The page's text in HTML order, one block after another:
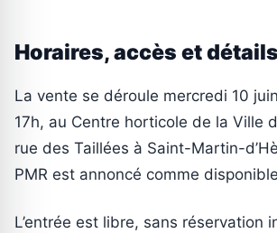
Horaires, accès et
La vente se déroule mercredi 10
17h, au Centre horticole de la Ville
rue des Taillées à Saint-Martin-
PMR est annoncé comme
L’entrée est libre, sans réservation